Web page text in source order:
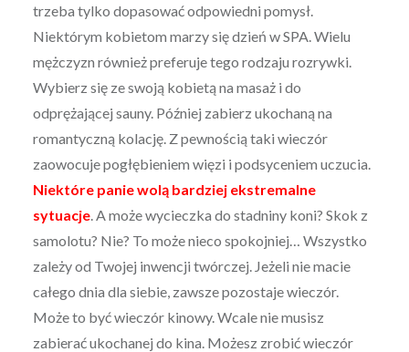
trzeba tylko dopasować odpowiedni pomysł.
Niektórym kobietom marzy się dzień w SPA. Wielu
mężczyzn również preferuje tego rodzaju rozrywki.
Wybierz się ze swoją kobietą na masaż i do
odprężającej sauny. Później zabierz ukochaną na
romantyczną kolację. Z pewnością taki wieczór
zaowocuje pogłębieniem więzi i podsyceniem uczucia.
Niektóre panie wolą bardziej ekstremalne
sytuacje. A może wycieczka do stadniny koni? Skok z
samolotu? Nie? To może nieco spokojniej… Wszystko
zależy od Twojej inwencji twórczej. Jeżeli nie macie
całego dnia dla siebie, zawsze pozostaje wieczór.
Może to być wieczór kinowy. Wcale nie musisz
zabierać ukochanej do kina. Możesz zrobić wieczór